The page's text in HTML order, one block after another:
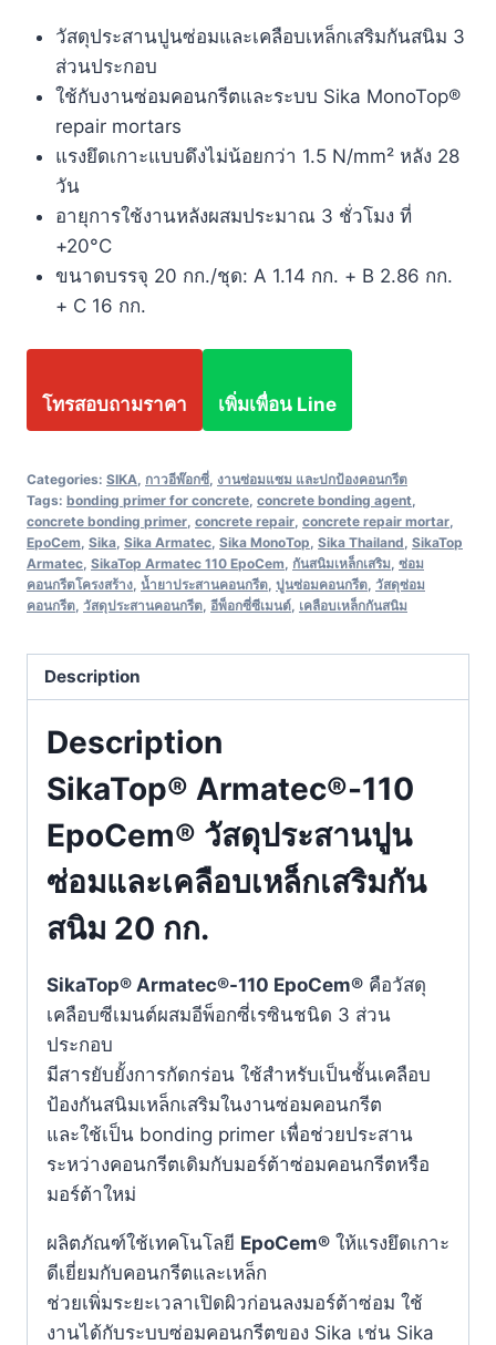
วัสดุประสานปูนซ่อมและเคลือบเหล็กเสริมกันสนิม 3
ส่วนประกอบ
ใช้กับงานซ่อมคอนกรีตและระบบ Sika MonoTop®
repair mortars
แรงยึดเกาะแบบดึงไม่น้อยกว่า 1.5 N/mm² หลัง 28
วัน
อายุการใช้งานหลังผสมประมาณ 3 ชั่วโมง ที่
+20°C
ขนาดบรรจุ 20 กก./ชุด: A 1.14 กก. + B 2.86 กก.
+ C 16 กก.
โทรสอบถามราคา เพิ่มเพื่อน Line
Categories: SIKA, กาวอีพ๊อกซี่, งานซ่อมแซม และปกป้องคอนกรีต
Tags: bonding primer for concrete, concrete bonding agent,
concrete bonding primer, concrete repair, concrete repair mortar,
EpoCem, Sika, Sika Armatec, Sika MonoTop, Sika Thailand, SikaTop
Armatec, SikaTop Armatec 110 EpoCem, กันสนิมเหล็กเสริม, ซ่อม
คอนกรีตโครงสร้าง, น้ำยาประสานคอนกรีต, ปูนซ่อมคอนกรีต, วัสดุซ่อม
คอนกรีต, วัสดุประสานคอนกรีต, อีพ็อกซี่ซีเมนต์, เคลือบเหล็กกันสนิม
Description
Description
SikaTop® Armatec®-110
EpoCem® วัสดุประสานปูน
ซ่อมและเคลือบเหล็กเสริมกัน
สนิม 20 กก.
SikaTop® Armatec®-110 EpoCem® คือวัสดุ
เคลือบซีเมนต์ผสมอีพ็อกซี่เรซินชนิด 3 ส่วน
ประกอบ
มีสารยับยั้งการกัดกร่อน ใช้สำหรับเป็นชั้นเคลือบ
ป้องกันสนิมเหล็กเสริมในงานซ่อมคอนกรีต
และใช้เป็น bonding primer เพื่อช่วยประสาน
ระหว่างคอนกรีตเดิมกับมอร์ต้าซ่อมคอนกรีตหรือ
มอร์ต้าใหม่
ผลิตภัณฑ์ใช้เทคโนโลยี EpoCem® ให้แรงยึดเกาะ
ดีเยี่ยมกับคอนกรีตและเหล็ก
ช่วยเพิ่มระยะเวลาเปิดผิวก่อนลงมอร์ต้าซ่อม ใช้
งานได้กับระบบซ่อมคอนกรีตของ Sika เช่น Sika